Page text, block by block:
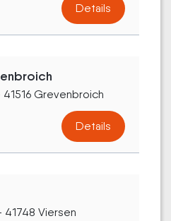
Details
Grevenbroich
Details
41748 Viersen